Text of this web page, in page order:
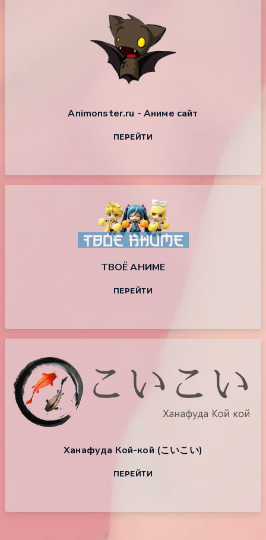
Animonster.ru - Аниме сайт
ПЕРЕЙТИ
ТВОЁ АНИМЕ
ПЕРЕЙТИ
Ханафуда Кой-кой (こいこい)
ПЕРЕЙТИ